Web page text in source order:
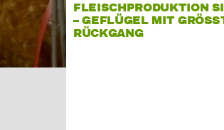
FLEISCHPRODUKTION
– GEFLÜGEL MIT
ÜCKGANG